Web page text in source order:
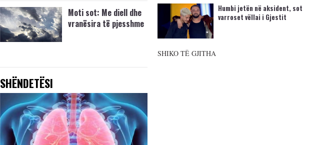
Moti sot: Me diell dhe
vranësira të pjesshme
SHËNDETËSI
Humbi jetën në aksident, sot
varroset vëllai i Gjestit
SHIKO TË GJITHA